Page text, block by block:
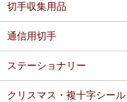
切手収集用品
通信用切手
ステーショナリー
クリスマス・複十字シール